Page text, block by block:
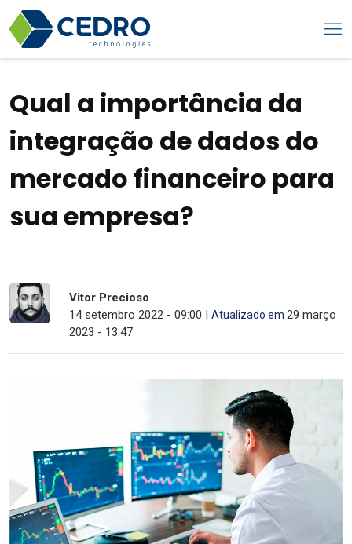
Qual a importância da
integração de dados do
mercado financeiro para
sua empresa?
Vitor Precioso
14 setembro 2022 - 09:00 |Atualizado em29 março
2023 - 13:47